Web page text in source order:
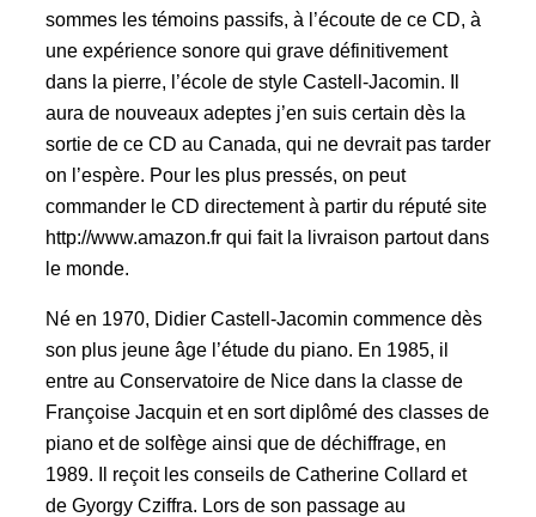
sommes les témoins passifs, à l’écoute de ce CD, à
une expérience sonore qui grave définitivement
dans la pierre, l’école de style Castell-Jacomin. Il
aura de nouveaux adeptes j’en suis certain dès la
sortie de ce CD au Canada, qui ne devrait pas tarder
on l’espère. Pour les plus pressés, on peut
commander le CD directement à partir du réputé site
http://www.amazon.fr qui fait la livraison partout dans
le monde.
Né en 1970, Didier Castell-Jacomin commence dès
son plus jeune âge l’étude du piano. En 1985, il
entre au Conservatoire de Nice dans la classe de
Françoise Jacquin et en sort diplômé des classes de
piano et de solfège ainsi que de déchiffrage, en
1989. Il reçoit les conseils de Catherine Collard et
de Gyorgy Cziffra. Lors de son passage au